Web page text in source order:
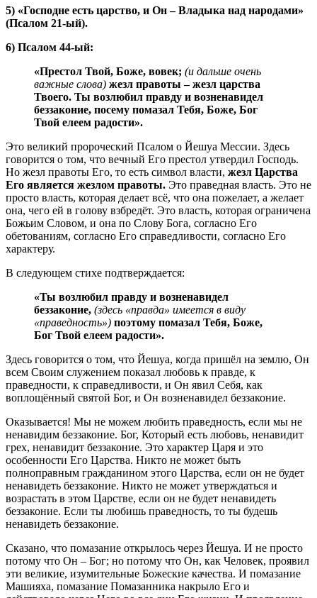
5) «Господне есть царство, и Он – Владыка над народами»
(Псалом 21-ый).
6) Псалом 44-ый:
«Престол Твой, Боже, вовек; (и дальше очень
важные слова) жезл правоты – жезл царства
Твоего. Ты возлюбил правду и возненавидел
беззаконие, посему помазал Тебя, Боже, Бог
Твой елеем радости».
Это великий пророческий Псалом о Йешуа Мессии. Здесь
говорится о том, что вечный Его престол утвердил Господь.
Но жезл правоты Его, то есть символ власти, жезл Царства
Его является жезлом правоты. Это праведная власть. Это не
просто власть, которая делает всё, что она пожелает, а желает
она, чего ей в голову взбредёт. Это власть, которая ограничена
Божьим Словом, и она по Слову Бога, согласно Его
обетованиям, согласно Его справедливости, согласно Его
характеру.
В следующем стихе подтверждается:
«Ты возлюбил правду и возненавидел
беззаконие, (здесь «правда» имеется в виду
«праведность») поэтому помазал Тебя, Боже,
Бог Твой елеем радости».
Здесь говорится о том, что Йешуа, когда пришёл на землю, Он
всем Своим служением показал любовь к правде, к
праведности, к справедливости, и Он явил Себя, как
воплощённый святой Бог, и Он возненавидел беззаконие.
Оказывается! Мы не можем любить праведность, если мы не
ненавидим беззаконие. Бог, Который есть любовь, ненавидит
грех, ненавидит беззаконие. Это характер Царя и это
особенности Его Царства. Никто не может быть
полноправным гражданином этого Царства, если он не будет
ненавидеть беззаконие. Никто не может утверждаться и
возрастать в этом Царстве, если он не будет ненавидеть
беззаконие. Если ты любишь праведность, то ты будешь
ненавидеть беззаконие.
Сказано, что помазание открылось через Йешуа. И не просто
потому что Он – Бог; но потому что Он, как Человек, проявил
эти великие, изумительные Божеские качества. И помазание
Машияха, помазание Помазанника накрыло Его и